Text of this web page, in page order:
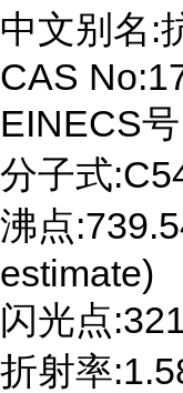
中文别名:
CAS
EINECS
分子式
沸点
estimate)
闪光点
折射率